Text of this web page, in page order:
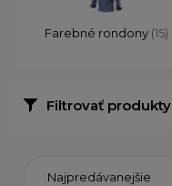
Farebné rondony (15)
Filtrovať produkty
Najpredávanejšie